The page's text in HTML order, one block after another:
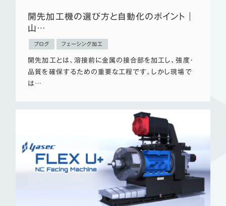
開先加工機の選び方と自動化のポイント｜
山…
ブログ フェーシング加工
開先加工とは、溶接前に金属の接合部を加工し、強度・
品質を確保するための重要な工程です。しかし現場で
は…